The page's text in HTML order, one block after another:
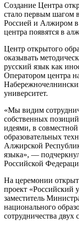
Создание Центра
стало первым шагом
Россией и Алжиром в
центра появятся в
Центр открытого
оказывать
русский язык как
Оператором центра
университет.
«Мы видим
собственных
идеями, в
образовательных
Алжирской
языка», —
Российской
На церемонии
проект «Российский
заместитель
национального
сотрудничества